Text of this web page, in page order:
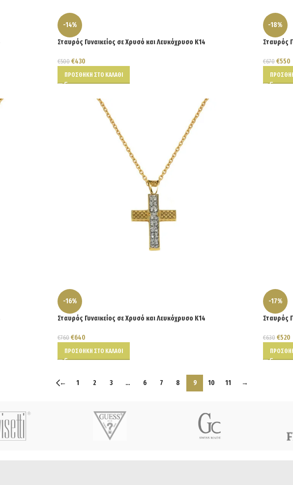
-14%
Σταυρός Γυναικείος σε Χρυσό και Λευκόχρυσο Κ14
€500 €430
ΠΡΟΣΘΉΚΗ ΣΤΟ ΚΑΛΆΘΙ
-18%
Σταυρός
€670 €550
-16%
Σταυρός Γυναικείος σε Χρυσό και Λευκόχρυσο Κ14
€760 €640
ΠΡΟΣΘΉΚΗ ΣΤΟ ΚΑΛΆΘΙ
-17%
Σταυρός
€630 €520
← 1 2 3 … 6 7 8 9 10 11 →